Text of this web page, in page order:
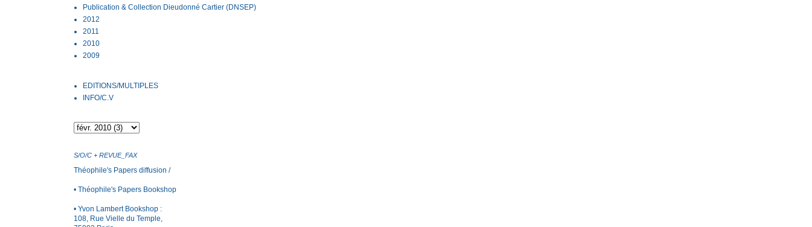
Publication & Collection Dieudonné Cartier (DNSEP)
2012
2011
2010
2009
EDITIONS/MULTIPLES
INFO/C.V
S/O/C + REVUE_FAX
Théophile's Papers diffusion /
• Théophile's Papers Bookshop
• Yvon Lambert Bookshop :
108, Rue Vielle du Temple,